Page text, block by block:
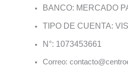
BANCO: MERCADO
TIPO DE CUENTA:
N°: 1073453661
Correo: